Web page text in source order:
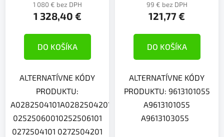
1 080 € bez DPH
1 328,40 €
DO KOŠÍKA
ALTERNATÍVNE KÓDY
PRODUKTU:
02525060010252506101
0272504101 0272504201
99 € bez DPH
121,77 €
DO KOŠÍKA
ALTERNATÍVNE KÓDY
PRODUKTU: 9613101055
A9613101055
A9613103055